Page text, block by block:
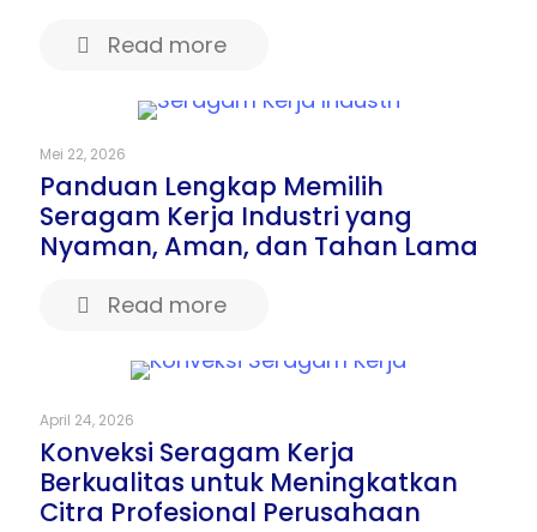
Read more
Mei 22, 2026
Panduan Lengkap Memilih
Seragam Kerja Industri yang
Nyaman, Aman, dan Tahan Lama
Read more
April 24, 2026
Konveksi Seragam Kerja
Berkualitas untuk Meningkatkan
Citra Profesional Perusahaan